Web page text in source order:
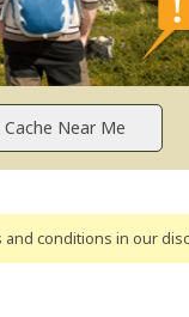
and conditions in our